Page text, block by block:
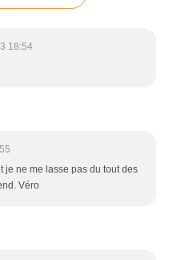
18:54
je ne me lasse pas du tout des
Véro